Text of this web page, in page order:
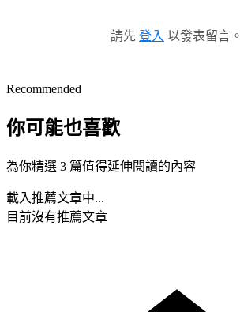
請先 登入 以發表留言。
Recommended
你可能也喜歡
為你精選 3 篇值得延伸閱讀的內容
載入推薦文章中...
目前沒有推薦文章